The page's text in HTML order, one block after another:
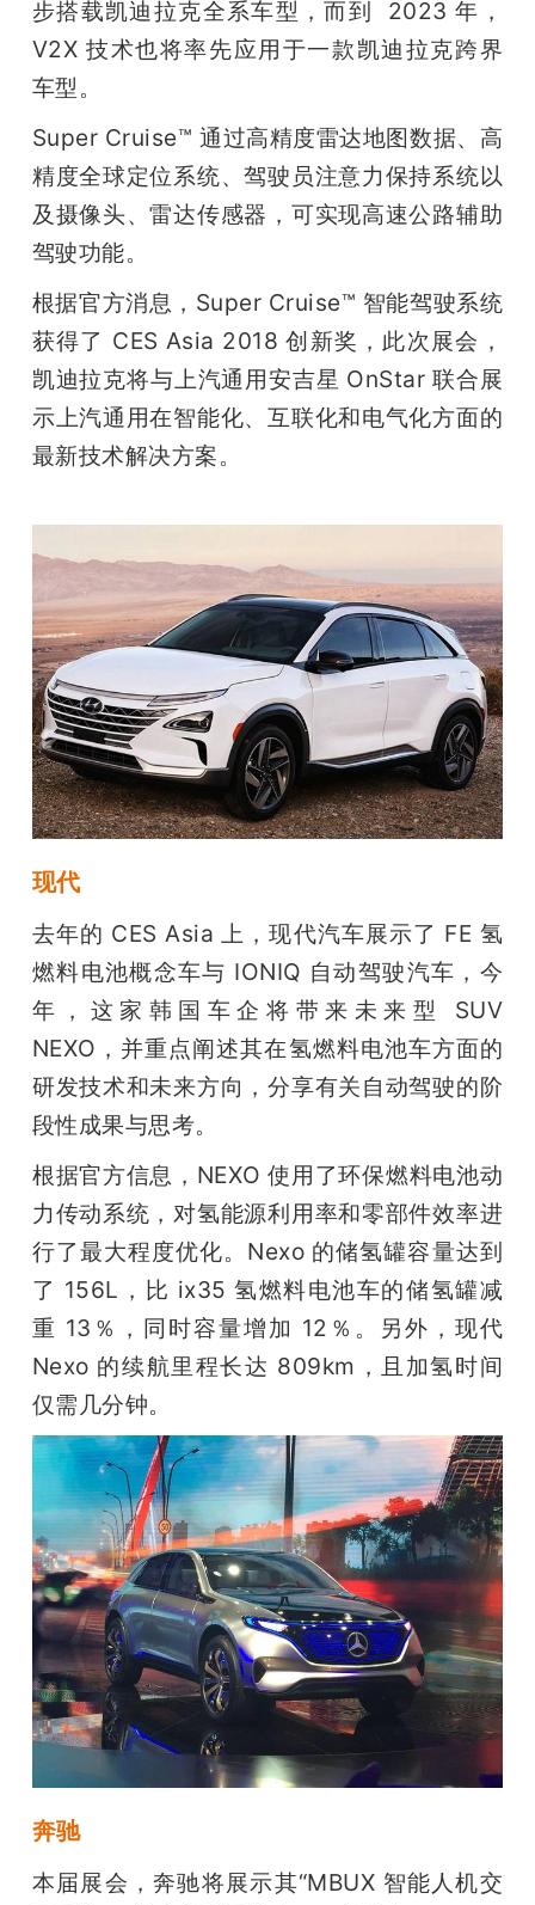
步搭载凯迪拉克全系车型，而到  2023 年，
V2X 技术也将率先应用于一款凯迪拉克跨界
车型。
Super Cruise™ 通过高精度雷达地图数据、高
精度全球定位系统、驾驶员注意力保持系统以
及摄像头、雷达传感器，可实现高速公路辅助
驾驶功能。
根据官方消息，Super Cruise™ 智能驾驶系统
获得了 CES Asia 2018 创新奖，此次展会，
凯迪拉克将与上汽通用安吉星 OnStar 联合展
示上汽通用在智能化、互联化和电气化方面的
最新技术解决方案。
现代
去年的 CES Asia 上，现代汽车展示了 FE 氢
燃料电池概念车与 IONIQ 自动驾驶汽车，今
年，这家韩国车企将带来未来型 SUV
NEXO，并重点阐述其在氢燃料电池车方面的
研发技术和未来方向，分享有关自动驾驶的阶
段性成果与思考。
根据官方信息，NEXO 使用了环保燃料电池动
力传动系统，对氢能源利用率和零部件效率进
行了最大程度优化。Nexo 的储氢罐容量达到
了 156L，比 ix35 氢燃料电池车的储氢罐减
重 13％，同时容量增加 12％。另外，现代
Nexo 的续航里程长达 809km，且加氢时间
仅需几分钟。
奔驰
本届展会，奔驰将展示其“MBUX 智能人机交